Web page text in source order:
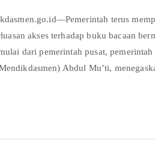
terus
akses terhadap buku bacaan
dari pemerintah pusat,
Abdul Mu’ti,